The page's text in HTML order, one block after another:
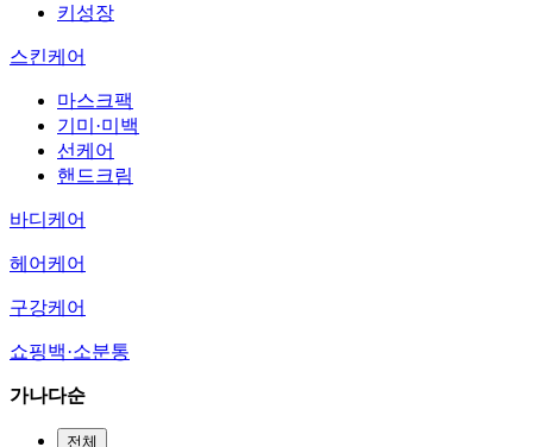
키성장
스킨케어
마스크팩
기미·미백
선케어
핸드크림
바디케어
헤어케어
구강케어
쇼핑백·소분통
가나다순
전체